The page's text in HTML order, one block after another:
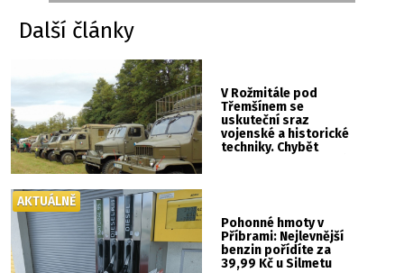
Další články
V Rožmitále pod
Třemšínem se
uskuteční sraz
vojenské a historické
techniky. Chybět
Pohonné hmoty v
Příbrami: Nejlevnější
benzin pořídíte za
39,99 Kč u Silmetu
AKTUÁLNĚ